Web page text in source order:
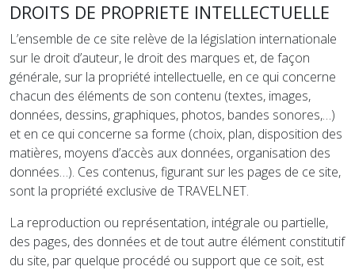
DROITS DE PROPRIETE INTELLECTUELLE
L’ensemble de ce site relève de la législation internationale
sur le droit d’auteur, le droit des marques et, de façon
générale, sur la propriété intellectuelle, en ce qui concerne
chacun des éléments de son contenu (textes, images,
données, dessins, graphiques, photos, bandes sonores,…)
et en ce qui concerne sa forme (choix, plan, disposition des
matières, moyens d’accès aux données, organisation des
données…). Ces contenus, figurant sur les pages de ce site,
sont la propriété exclusive de TRAVELNET.
La reproduction ou représentation, intégrale ou partielle,
des pages, des données et de tout autre élément constitutif
du site, par quelque procédé ou support que ce soit, est